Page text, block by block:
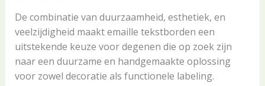
De combinatie van duurzaamheid, esthetiek, en
veelzijdigheid maakt emaille tekstborden een
uitstekende keuze voor degenen die op zoek zijn
naar een duurzame en handgemaakte oplossing
voor zowel decoratie als functionele labeling.